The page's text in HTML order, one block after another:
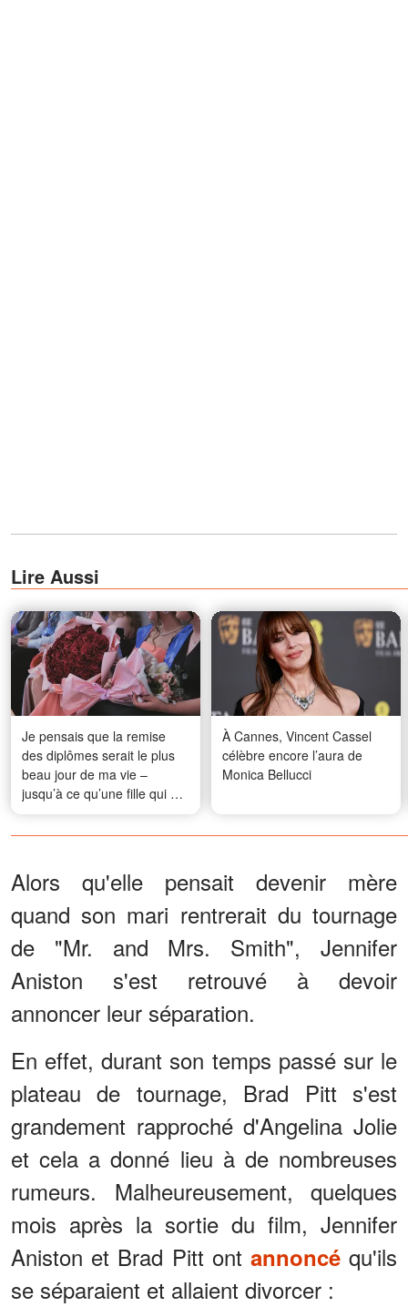
Lire Aussi
Je pensais que la remise
des diplômes serait le plus
beau jour de ma vie –
jusqu’à ce qu’une fille qui me
ressemblait comme deux
gouttes d’eau monte sur
À Cannes, Vincent Cassel
célèbre encore l’aura de
Monica Bellucci
Alors qu'elle pensait devenir mère
quand son mari rentrerait du tournage
de "Mr. and Mrs. Smith", Jennifer
Aniston s'est retrouvé à devoir
annoncer leur séparation.
En effet, durant son temps passé sur le
plateau de tournage, Brad Pitt s'est
grandement rapproché d'Angelina Jolie
et cela a donné lieu à de nombreuses
rumeurs. Malheureusement, quelques
mois après la sortie du film, Jennifer
Aniston et Brad Pitt ont annoncéqu'ils
se séparaient et allaient divorcer :